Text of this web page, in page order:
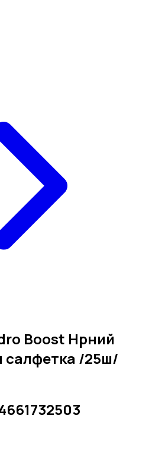
Boost Нүүрний
салфетка /25ш/